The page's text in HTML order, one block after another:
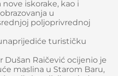
iskorake, kao i
u
poljoprivrednoj
turističku
Dušan Raičević ocijenio je
maslina u Starom Baru,